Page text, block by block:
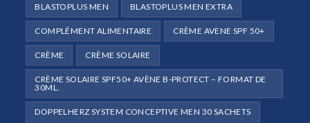
BLASTOPLUS MEN BLASTOPLUS MEN EXTRA
COMPLÉMENT ALIMENTAIRE CRÈME AVENE SPF 50+
CRÈME CRÈME SOLAIRE
CRÈME SOLAIRE SPF50+ AVÈNE B-PROTECT – FORMAT DE
30ML.
DOPPELHERZ SYSTEM CONCEPTIVE MEN 30 SACHETS